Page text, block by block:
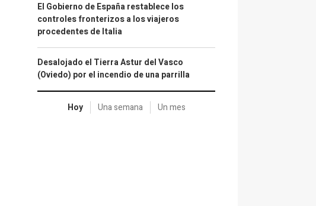
El Gobierno de España restablece los
controles fronterizos a los viajeros
procedentes de Italia
Desalojado el Tierra Astur del Vasco
(Oviedo) por el incendio de una parrilla
Hoy Una semana Un mes